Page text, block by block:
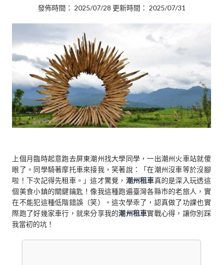
發佈時間： 2025/07/28 更新時間： 2025/07/31
上個月臨時起意跑去屏東潮州找大學同學，一出潮州火車站就傻
眼了。同學騎著摩托車來接我，笑著說：「在潮州沒車等於沒腳
啦！下次記得先租車。」這才驚覺， 潮州租車真的是深入玩透這
個美食小鎮的關鍵鑰匙！像我這種跑遍臺灣各縣市的老旅人，實
在不能犯這種低階錯誤（笑）。這次學乖了，認真做了功課也實
際跑了好幾家車行，就來分享我的潮州租車實戰心得，讓你別踩
我當初的坑！